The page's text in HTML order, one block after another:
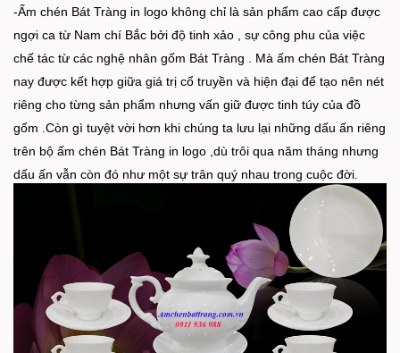
-Ấm chén Bát Tràng in logo không chỉ là sản phẩm cao cấp được
ngợi ca từ Nam chí Bắc bởi độ tinh xảo , sự công phu của việc
chế tác từ các nghệ nhân gốm Bát Tràng . Mà ấm chén Bát Tràng
nay được kết hợp giữa giá trị cổ truyền và hiện đại để tạo nên nét
riêng cho từng sản phẩm nhưng vấn giữ được tinh túy của đồ
gốm .Còn gì tuyệt vời hơn khi chúng ta lưu lại những dấu ấn riêng
trên bộ ấm chén Bát Tràng in logo ,dù trôi qua năm tháng nhưng
dấu ấn vẫn còn đó như một sự trân quý nhau trong cuộc đời.